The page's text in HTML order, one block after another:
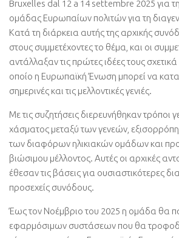
Bruxelles dal 12 a 14 settembre 2025 για
ομάδας Ευρωπαίων πολιτών για τη
Κατά τη διάρκεια αυτής της αρχικής
στους συμμετέχοντες το θέμα και οι
αντάλλαξαν τις πρώτες ιδέες τους
οποίο η Ευρωπαϊκή Ένωση μπορεί να
σημερινές και τις μελλοντικές γενιές.
Με τις συζητήσεις διερευνήθηκαν τρόποι
χάσματος μεταξύ των γενεών
των διαφόρων ηλικιακών ομάδων και
βιώσιμου μέλλοντος. Αυτές οι αρχικές
έθεσαν τις βάσεις για ουσιαστικότερες
προσεχείς συνόδους.
Έως τον Νοέμβριο του 2025 η ομάδα θα
εφαρμόσιμων συστάσεων που θα